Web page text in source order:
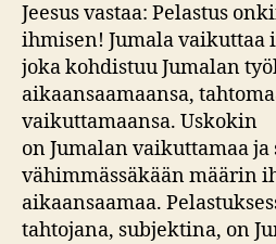
Jeesus vastaa: Pelastus
ihmisen! Jumala vaikuttaa
joka kohdistuu Jumalan
aikaansaamaansa,
vaikuttamaansa. Uskokin
on Jumalan vaikuttamaa
vähimmässäkään määrin
aikaansaamaa.
tahtojana, subjektina, on